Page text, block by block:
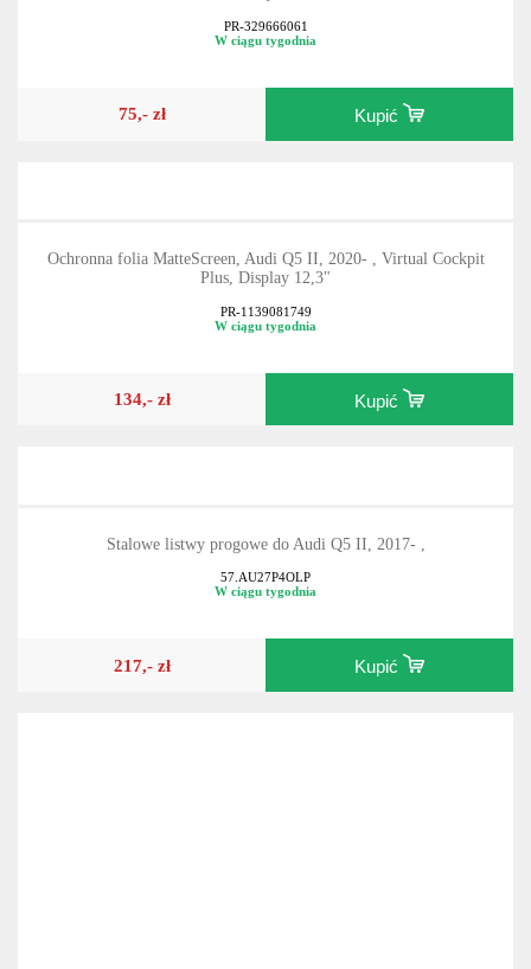
PR-329666061
W ciągu tygodnia
75,- zł Kupić
Ochronna folia MatteScreen, Audi Q5 II, 2020- , Virtual Cockpit
Plus, Display 12,3"
PR-1139081749
W ciągu tygodnia
134,- zł Kupić
Stalowe listwy progowe do Audi Q5 II, 2017- ,
57.AU27P4OLP
W ciągu tygodnia
217,- zł Kupić